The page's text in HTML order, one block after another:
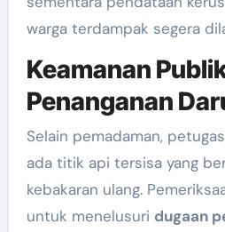
warga terdampak segera
Keamanan
Penanganan
Selain pemadaman,
ada titik api tersisa yang
kebakaran ulang.
untuk menelusuri dugaan